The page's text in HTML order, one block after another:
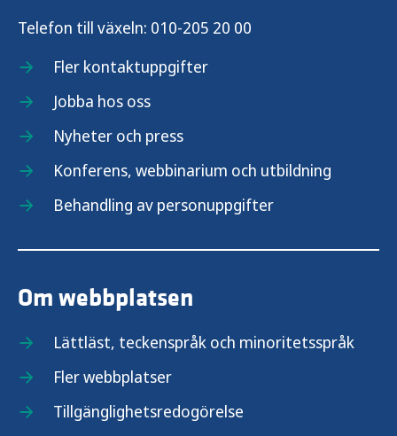
Telefon till växeln: 010-205 20 00
Fler kontaktuppgifter
Jobba hos oss
Nyheter och press
Konferens, webbinarium och utbildning
Behandling av personuppgifter
Om webbplatsen
Lättläst, teckenspråk och minoritetsspråk
Fler webbplatser
Tillgänglighetsredogörelse